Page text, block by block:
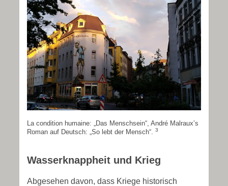
La condition humaine: „Das Menschsein“, André Malraux’s
Roman auf Deutsch: „So lebt der Mensch“.
3
Wasserknappheit und Krieg
Abgesehen davon, dass Kriege historisch